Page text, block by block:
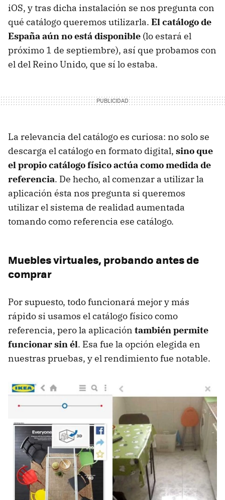
iOS, y tras dicha instalación se nos pregunta con
qué catálogo queremos utilizarla. El catálogo de
España aún no está disponible (lo estará el
próximo 1 de septiembre), así que probamos con
el del Reino Unido, que sí lo estaba.
La relevancia del catálogo es curiosa: no solo se
descarga el catálogo en formato digital, sino que
el propio catálogo físico actúa como medida de
referencia. De hecho, al comenzar a utilizar la
aplicación ésta nos pregunta si queremos
utilizar el sistema de realidad aumentada
tomando como referencia ese catálogo.
Muebles virtuales, probando antes de
comprar
Por supuesto, todo funcionará mejor y más
rápido si usamos el catálogo físico como
referencia, pero la aplicación también permite
funcionar sin él. Esa fue la opción elegida en
nuestras pruebas, y el rendimiento fue notable.